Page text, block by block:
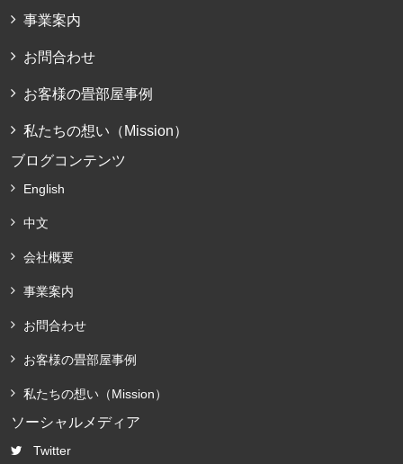
事業案内
お問合わせ
お客様の畳部屋事例
私たちの想い（Mission）
ブログコンテンツ
English
中文
会社概要
事業案内
お問合わせ
お客様の畳部屋事例
私たちの想い（Mission）
ソーシャルメディア
Twitter